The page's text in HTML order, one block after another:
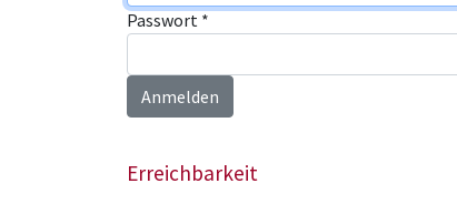
Passwort *
Anmelden
Erreichbarkeit